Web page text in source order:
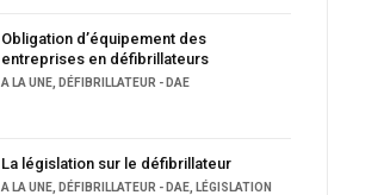
Obligation d’équipement des
entreprises en défibrillateurs
A LA UNE DÉFIBRILLATEUR - DAE
La législation sur le défibrillateur
A LA UNE DÉFIBRILLATEUR - DAE LÉGISLATION